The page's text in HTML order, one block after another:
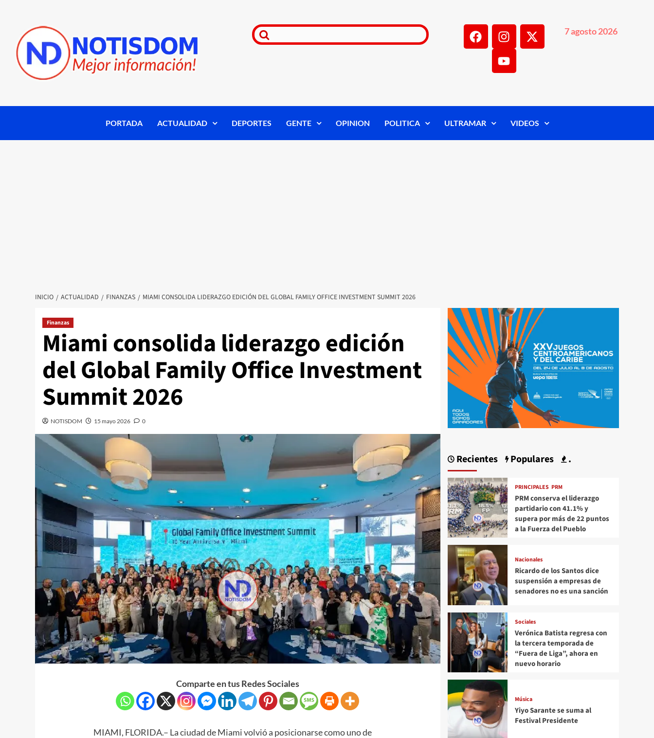
7 agosto 2026
PORTADA ACTUALIDAD DEPORTES GENTE OPINION POLITICA ULTRAMAR VIDEOS
INICIO ACTUALIDAD FINANZAS MIAMI CONSOLIDA LIDERAZGO EDICIÓN DEL GLOBAL FAMILY OFFICE INVESTMENT SUMMIT 2026
Finanzas
Miami consolida liderazgo edición
del Global Family Office Investment
Summit 2026
NOTISDOM 15 mayo 2026 0
Comparte en tus Redes Sociales
MIAMI, FLORIDA.– La ciudad de Miami volvió a posicionarse como uno de
Recientes Populares .
PRINCIPALES PRM
PRM conserva el liderazgo
partidario con 41.1% y
supera por más de 22 puntos
a la Fuerza del Pueblo
Nacionales
Ricardo de los Santos dice
suspensión a empresas de
senadores no es una sanción
Sociales
Verónica Batista regresa con
la tercera temporada de
“Fuera de Liga”, ahora en
nuevo horario
Música
Yiyo Sarante se suma al
Festival Presidente